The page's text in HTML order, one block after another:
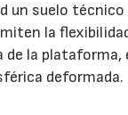
un suelo
la
la plataforma,